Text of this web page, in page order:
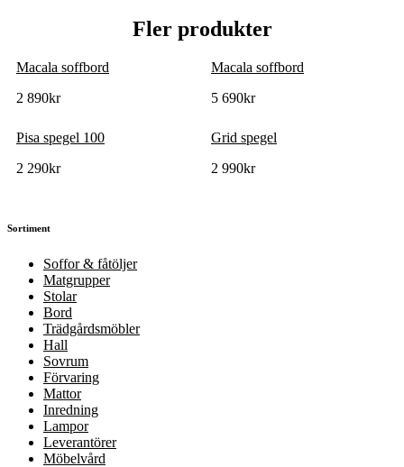
Fler produkter
Macala soffbord
2 890kr
Macala soffbord
5 690kr
Pisa spegel 100
2 290kr
Grid spegel
2 990kr
Sortiment
Soffor & fåtöljer
Matgrupper
Stolar
Bord
Trädgårdsmöbler
Hall
Sovrum
Förvaring
Mattor
Inredning
Lampor
Leverantörer
Möbelvård